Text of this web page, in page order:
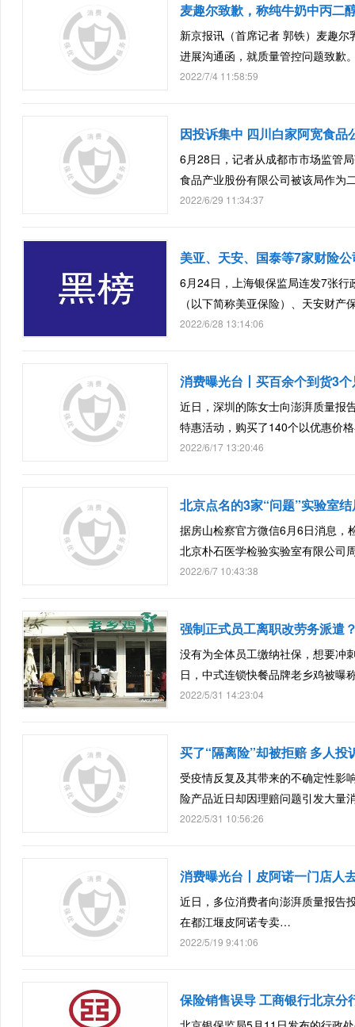
麦趣尔致歉，称纯牛奶中丙二
新京报讯（首席记者 郭铁）麦趣尔
进展沟通函，就质量管控问题致歉
2022/7/4 11:58:59
因投诉集中 四川白家阿宽食品
6月28日，记者从成都市市场监管
食品产业股份有限公司被该局作为
2022/6/29 11:34:37
美亚、天安、国泰等7家财险
6月24日，上海银保监局连发7张
（以下简称美亚保险）、天安财
2022/6/28 13:14:06
消费曝光台丨买百余个到货3
近日，深圳的陈女士向澎湃质量报
特惠活动，购买了140个以优惠价
2022/6/17 13:20:46
北京点名的3家“问题”实验室
据房山检察官方微信6月6日消息，
北京朴石医学检验实验室有限公司
2022/6/7 10:43:38
强制正式员工离职改劳务派遣
没有为全体员工缴纳社保，想要冲
日，中式连锁快餐品牌老乡鸡被曝
2022/5/31 14:23:04
买了“隔离险”却被拒赔 多人投
受疫情反复及其带来的不确定性影
险产品近日却因理赔问题引发大量
2022/5/31 10:56:26
消费曝光台丨皮阿诺一门店人
近日，多位消费者向澎湃质量报告
在都江堰皮阿诺专卖…
2022/5/19 9:41:06
保险销售误导 工商银行北京分